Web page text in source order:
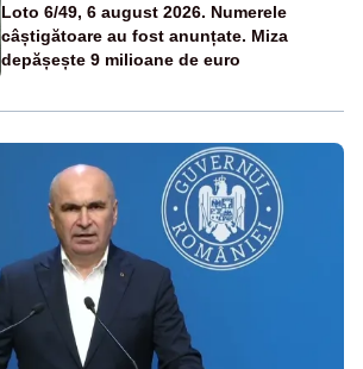
Loto 6/49, 6 august 2026. Numerele
câștigătoare au fost anunțate. Miza
depășește 9 milioane de euro